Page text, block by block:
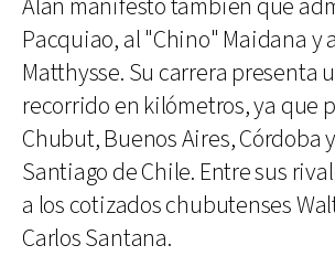
Alan manifestó también que
Pacquiao, al "Chino" Maidana y
Matthysse. Su carrera presenta
recorrido en kilómetros, ya que
Chubut, Buenos Aires, Córdoba
Santiago de Chile. Entre sus
a los cotizados chubutenses
Carlos Santana.